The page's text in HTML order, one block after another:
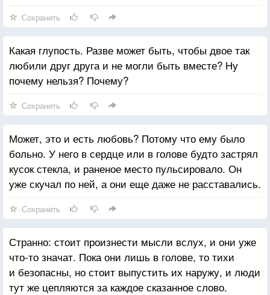
Сохранить
Какая глупость. Разве может быть, чтобы двое так
любили друг друга и не могли быть вместе? Ну
почему нельзя? Почему?
Сохранить
Может, это и есть любовь? Потому что ему было
больно. У него в сердце или в голове будто застрял
кусок стекла, и раненое место пульсировало. Он
уже скучал по ней, а они еще даже не расставались.
Сохранить
Странно: стоит произнести мысли вслух, и они уже
что-то значат. Пока они лишь в голове, то тихи
и безопасны, но стоит выпустить их наружу, и люди
тут же цепляются за каждое сказанное слово.